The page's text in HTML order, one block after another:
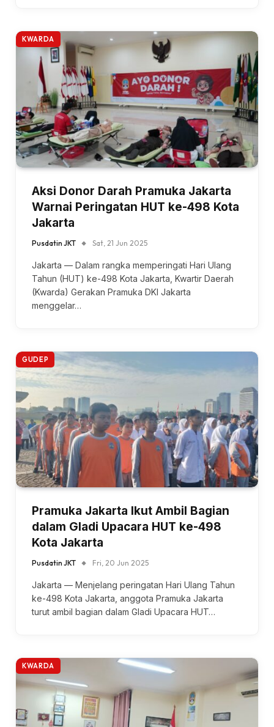
KWARDA
Aksi Donor Darah Pramuka Jakarta
Warnai Peringatan HUT ke-498 Kota
Jakarta
Pusdatin JKT Sat, 21 Jun 2025
Jakarta — Dalam rangka memperingati Hari Ulang
Tahun (HUT) ke-498 Kota Jakarta, Kwartir Daerah
(Kwarda) Gerakan Pramuka DKI Jakarta
menggelar…
GUDEP
Pramuka Jakarta Ikut Ambil Bagian
dalam Gladi Upacara HUT ke-498
Kota Jakarta
Pusdatin JKT Fri, 20 Jun 2025
Jakarta — Menjelang peringatan Hari Ulang Tahun
ke-498 Kota Jakarta, anggota Pramuka Jakarta
turut ambil bagian dalam Gladi Upacara HUT…
KWARDA